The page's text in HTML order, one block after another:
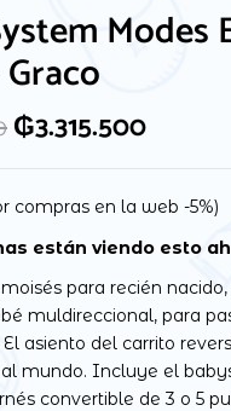
Modes
₲3.315.500
compras en la web -5%)
están viendo esto
moisés para recién
muldireccional, para
asiento del carrito
al mundo. Incluye el
convertible de 3 o 5